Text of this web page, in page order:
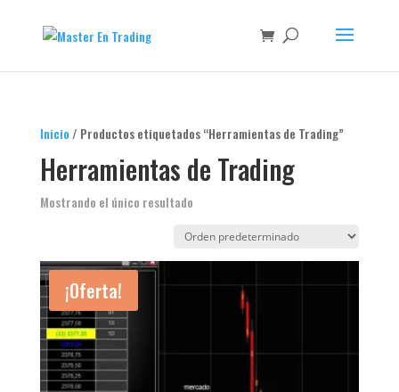
Inicio / Productos etiquetados “Herramientas de Trading”
Herramientas de Trading
Mostrando el único resultado
¡Oferta!